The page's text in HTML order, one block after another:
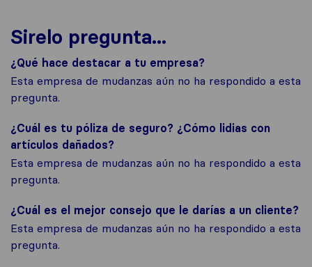
Sirelo pregunta...
¿Qué hace destacar a tu empresa?
Esta empresa de mudanzas aún no ha respondido a esta
pregunta.
¿Cuál es tu póliza de seguro? ¿Cómo lidias con
artículos dañados?
Esta empresa de mudanzas aún no ha respondido a esta
pregunta.
¿Cuál es el mejor consejo que le darías a un cliente?
Esta empresa de mudanzas aún no ha respondido a esta
pregunta.